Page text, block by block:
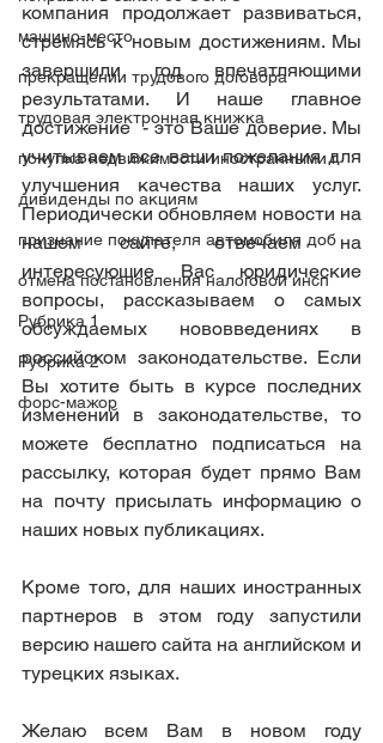
машино-место
прекращении трудового договора
трудовая электронная книжка
покупка недвижимости иностранными г
дивиденды по акциям
признание покупателя автомобиля доб
отмена постановления налоговой инсп
Рубрика 1
Рубрика 2
форс-мажор
компания продолжает развиваться,
стремясь к новым достижениям. Мы
завершили год впечатляющими
результатами. И наше главное
достижение  - это Ваше доверие. Мы
учитываем все ваши пожелания для
улучшения качества наших услуг.
Периодически обновляем новости на
нашем сайте, отвечаем на
интересующие Вас юридические
вопросы, рассказываем о самых
обсуждаемых нововведениях в
российском законодательстве. Если
Вы хотите быть в курсе последних
изменений в законодательстве, то
можете бесплатно подписаться на
рассылку, которая будет прямо Вам
на почту присылать информацию о
наших новых публикациях.
Кроме того, для наших иностранных
партнеров в этом году запустили
версию нашего сайта на английском и
турецких языках.
Желаю всем Вам в новом году